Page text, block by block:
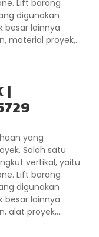
Lift barang
digunakan
besar lainnya
material proyek,...
|
yang
Salah satu
vertikal, yaitu
Lift barang
digunakan
besar lainnya
alat proyek,...